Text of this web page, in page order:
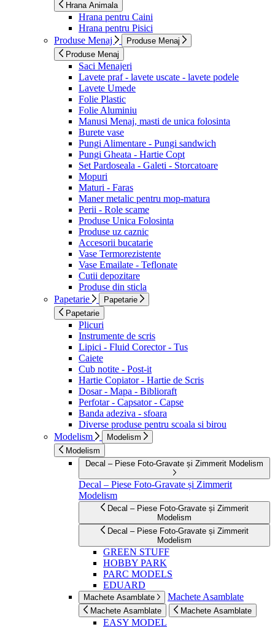
Hrana Animala
Hrana pentru Caini
Hrana pentru Pisici
Produse Menaj
Produse Menaj
Produse Menaj
Saci Menajeri
Lavete praf - lavete uscate - lavete podele
Lavete Umede
Folie Plastic
Folie Aluminiu
Manusi Menaj, masti de unica folosinta
Burete vase
Pungi Alimentare - Pungi sandwich
Pungi Gheata - Hartie Copt
Set Pardoseala - Galeti - Storcatoare
Mopuri
Maturi - Faras
Maner metalic pentru mop-matura
Perii - Role scame
Produse Unica Folosinta
Produse uz caznic
Accesorii bucatarie
Vase Termorezistente
Vase Emailate - Teflonate
Cutii depozitare
Produse din sticla
Papetarie
Papetarie
Papetarie
Plicuri
Instrumente de scris
Lipici - Fluid Corector - Tus
Caiete
Cub notite - Post-it
Hartie Copiator - Hartie de Scris
Dosar - Mapa - Biblioraft
Perfotar - Capsator - Capse
Banda adeziva - sfoara
Diverse produse pentru scoala si birou
Modelism
Modelism
Modelism
Decal – Piese Foto-Gravate și Zimmerit Modelism
Decal – Piese Foto-Gravate și Zimmerit
Modelism
Decal – Piese Foto-Gravate și Zimmerit
Modelism
Decal – Piese Foto-Gravate și Zimmerit
Modelism
GREEN STUFF
HOBBY PARK
PARC MODELS
EDUARD
Machete Asamblate Machete Asamblate
Machete Asamblate Machete Asamblate
EASY MODEL